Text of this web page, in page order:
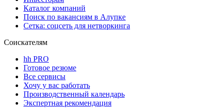
Каталог компаний
Поиск по вакансиям в Алупке
Сетка: соцсеть для нетворкинга
Соискателям
hh PRO
Готовое резюме
Все сервисы
Хочу у вас работать
Производственный календарь
Экспертная рекомендация